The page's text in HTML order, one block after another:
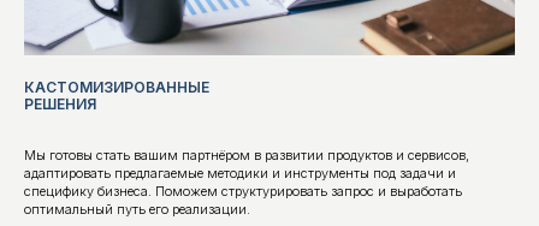
КАСТОМИЗИРОВАННЫЕ
РЕШЕНИЯ
Мы готовы стать вашим партнёром в развитии продуктов и сервисов,
адаптировать предлагаемые методики и инструменты под задачи и
специфику бизнеса. Поможем структурировать запрос и выработать
оптимальный путь его реализации.
Методики, основанные на инструментах ТРИЗ,
помогают формировать культуру исследования,
открытость новому и уверенность в работе с